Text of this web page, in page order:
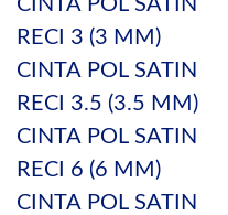
RECI 3 (3 MM)
CINTA POL SATIN
RECI 3.5 (3.5 MM)
CINTA POL SATIN
RECI 6 (6 MM)
CINTA POL SATIN